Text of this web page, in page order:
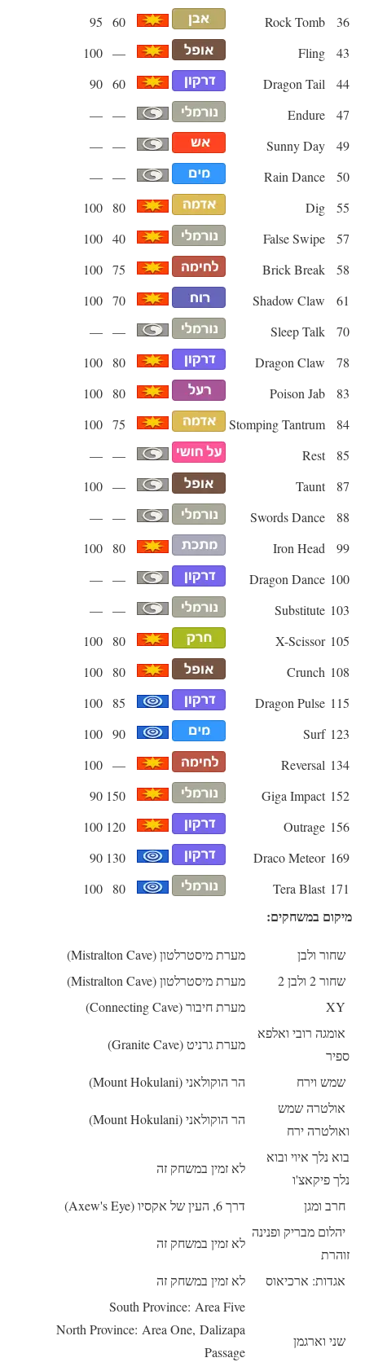
36
Rock Tomb
60
95
43
Fling
—
100
44
Dragon Tail
60
90
47
Endure
—
—
49
Sunny Day
—
—
50
Rain Dance
—
—
55
Dig
80
100
57
False Swipe
40
100
58
Brick Break
75
100
61
Shadow Claw
70
100
70
Sleep Talk
—
—
78
Dragon Claw
80
100
83
Poison Jab
80
100
84
Stomping Tantrum
75
100
85
Rest
—
—
87
Taunt
—
100
88
Swords Dance
—
—
99
Iron Head
80
100
100
Dragon Dance
—
—
103
Substitute
—
—
105
X-Scissor
80
100
108
Crunch
80
100
115
Dragon Pulse
85
100
123
Surf
90
100
134
Reversal
—
100
152
Giga Impact
150
90
156
Outrage
120
100
169
Draco Meteor
130
90
171
Tera Blast
80
100
מיקום במשחקים:
שחור ולבן
מערת מיסטרלטון (Mistralton Cave)
שחור 2 ולבן 2
מערת מיסטרלטון (Mistralton Cave)
מערת חיבור (Connecting Cave)
אומגה רובי ואלפא
ספיר
מערת גרניט (Granite Cave)
שמש וירח
הר הוקולאני (Mount Hokulani)
אולטרה שמש
ואולטרה ירח
הר הוקולאני (Mount Hokulani)
בוא נלך איוי ובוא
נלך פיקאצ'ו
לא זמין במשחק זה
חרב ומגן
דרך 6, העין של אקסיו (Axew's Eye)
יהלום מבריק ופנינה
זוהרת
לא זמין במשחק זה
אגדות: ארכיאוס לא זמין במשחק זה
שני וארגמן
South Province: Area Five
North Province: Area One, Dalizapa
Passage